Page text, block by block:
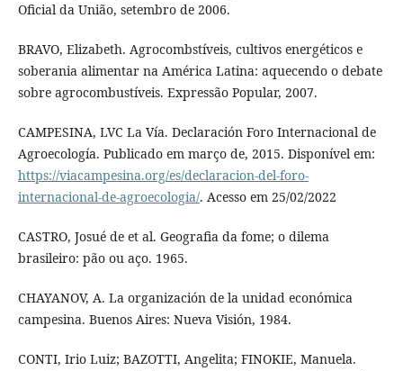
Oficial da União, setembro de 2006.
BRAVO, Elizabeth. Agrocombstíveis, cultivos energéticos e
soberania alimentar na América Latina: aquecendo o debate
sobre agrocombustíveis. Expressão Popular, 2007.
CAMPESINA, LVC La Vía. Declaración Foro Internacional de
Agroecología. Publicado em março de, 2015. Disponível em:
https://viacampesina.org/es/declaracion-del-foro-
internacional-de-agroecologia/. Acesso em 25/02/2022
CASTRO, Josué de et al. Geografia da fome; o dilema
brasileiro: pão ou aço. 1965.
CHAYANOV, A. La organización de la unidad económica
campesina. Buenos Aires: Nueva Visión, 1984.
CONTI, Irio Luiz; BAZOTTI, Angelita; FINOKIE, Manuela.